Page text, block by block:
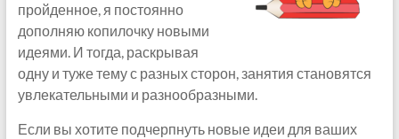
пройденное, я постоянно
дополняю копилочку новыми
идеями. И тогда, раскрывая
одну и туже тему с разных сторон, занятия становятся
увлекательными и разнообразными.
Если вы хотите подчерпнуть новые идеи для ваших